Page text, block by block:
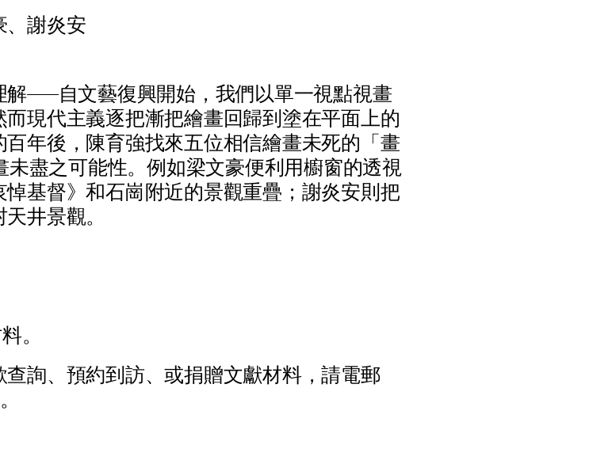
、謝炎安
解——自文藝復興開始， 我們以單一視點視畫
而現代主義逐把漸把繪畫回歸到塗在平面上的
百年後 ， 陳育強找來五位相信繪畫未死的 「畫
未盡之可能性。例如梁文豪便利用櫥窗的透視
悼基督》和石崗附近的景觀重疊 ； 謝炎安則把
天井景觀。
料。
查詢、 預約到訪、或捐贈文獻材料，請電郵
。